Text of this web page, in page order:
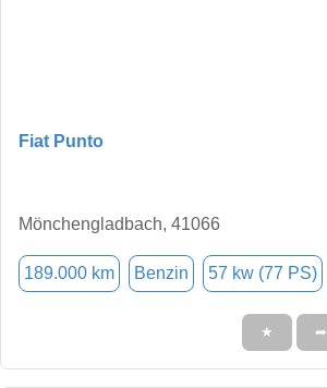
Fiat Punto
Mönchengladbach, 41066
189.000 km Benzin 57 kw (77 PS)
★ ➦